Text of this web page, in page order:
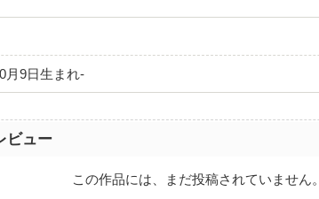
月9日生まれ-
ビュー
この作品には、まだ投稿されていません。